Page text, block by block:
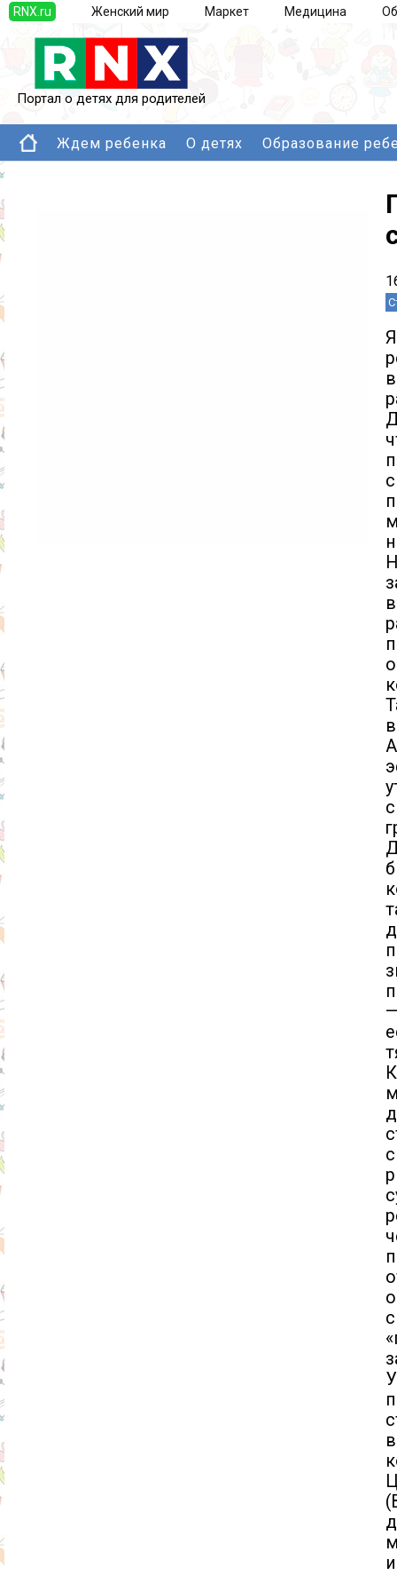
RNX.ru Женский мир Маркет Медицина
Портал о детях для родителей
Ждем ребенка О детях Образование